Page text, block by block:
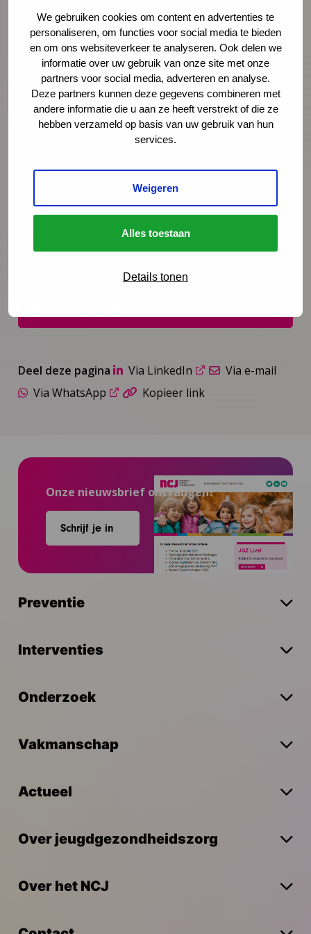
We gebruiken cookies om content en advertenties te
personaliseren, om functies voor social media te bieden
en om ons websiteverkeer te analyseren. Ook delen we
informatie over uw gebruik van onze site met onze
partners voor social media, adverteren en analyse.
Deze partners kunnen deze gegevens combineren met
andere informatie die u aan ze heeft verstrekt of die ze
hebben verzameld op basis van uw gebruik van hun
services.
Weigeren
Alles toestaan
Details tonen
Vragenlijst ‘De JGZ en Kansrijke Start’
Via een vragenlijst brengen we voorafgaand aan
deze bijeenkomst in kaart welke successen tot nu
toe zijn behaald rond Kansrijke Start, hoe de huidige
(en gewenste) positie van de JGZ is binnen de lokale
coalities Kansrijke Start, welke kansen er liggen en
welke actuele vragen leven rond Kansrijke Start. Ben
bezighoudt met Kansrijke Start binnen jouw
organisatie, vul de vragenlijst dan ook in of stuur ‘m
door. Het invullen van de vragenlijst neemt
ongeveer 15 minuten van je tijd in beslag. De
resultaten zullen worden besproken tijdens deze
bijeenkomst rond Kansrijke Start.
Deel deze pagina Via LinkedIn
Via e-mail
Via WhatsApp
Kopieer link
Onze nieuwsbrief ontvangen?
Schrijf je in
Preventie
Interventies
Onderzoek
Vakmanschap
Actueel
Over jeugdgezondheidszorg
Over het NCJ